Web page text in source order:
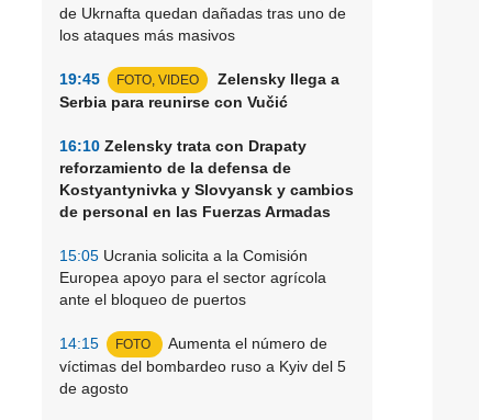
de Ukrnafta quedan dañadas tras uno de
los ataques más masivos
19:45 FOTO, VIDEO
Zelensky llega a
Serbia para reunirse con Vučić
16:10 Zelensky trata con Drapaty
reforzamiento de la defensa de
Kostyantynivka y Slovyansk y cambios
de personal en las Fuerzas Armadas
15:05 Ucrania solicita a la Comisión
Europea apoyo para el sector agrícola
ante el bloqueo de puertos
14:15 FOTO
Aumenta el número de
víctimas del bombardeo ruso a Kyiv del 5
de agosto